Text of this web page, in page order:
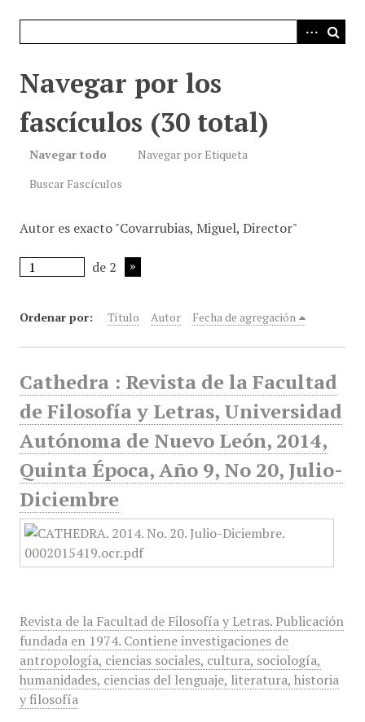
Navegar por los
fascículos (30 total)
Navegar todo
Navegar por Etiqueta
Buscar Fascículos
Autor es exacto "Covarrubias, Miguel, Director"
de 2
Ordenar por: Título Autor Fecha de agregación
Cathedra : Revista de la Facultad
de Filosofía y Letras, Universidad
Autónoma de Nuevo León, 2014,
Quinta Época, Año 9, No 20, Julio-
Diciembre
Revista de la Facultad de Filosofía y Letras. Publicación
fundada en 1974. Contiene investigaciones de
antropología, ciencias sociales, cultura, sociología,
humanidades, ciencias del lenguaje, literatura, historia
y filosofía